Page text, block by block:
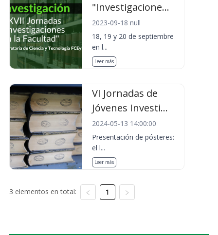
"Investigacione...
2023-09-18 null
18, 19 y 20 de septiembre
en l...
Leer más
VI Jornadas de
Jóvenes Investi...
2024-05-13 14:00:00
Presentación de pósteres:
el l...
Leer más
3 elementos en total: 1